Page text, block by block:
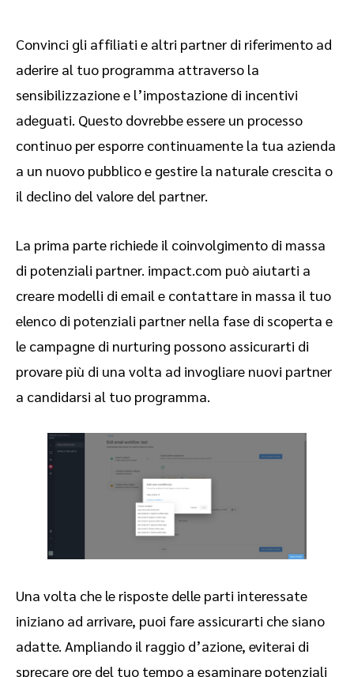
Convinci gli affiliati e altri partner di riferimento ad
aderire al tuo programma attraverso la
sensibilizzazione e l’impostazione di incentivi
adeguati. Questo dovrebbe essere un processo
continuo per esporre continuamente la tua azienda
a un nuovo pubblico e gestire la naturale crescita o
il declino del valore del partner.
La prima parte richiede il coinvolgimento di massa
di potenziali partner. impact.com può aiutarti a
creare modelli di email e contattare in massa il tuo
elenco di potenziali partner nella fase di scoperta e
le campagne di nurturing possono assicurarti di
provare più di una volta ad invogliare nuovi partner
a candidarsi al tuo programma.
Una volta che le risposte delle parti interessate
iniziano ad arrivare, puoi fare assicurarti che siano
adatte. Ampliando il raggio d’azione, eviterai di
sprecare ore del tuo tempo a esaminare potenziali